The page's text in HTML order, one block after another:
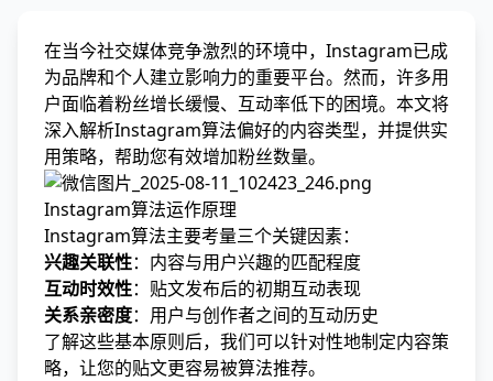
在当今社交媒体竞争激烈的环境中，Instagram已成
为品牌和个人建立影响力的重要平台。然而，许多用
户面临着粉丝增长缓慢、互动率低下的困境。本文将
深入解析Instagram算法偏好的内容类型，并提供实
用策略，帮助您有效增加粉丝数量。
Instagram算法运作原理
Instagram算法主要考量三个关键因素：
兴趣关联性：内容与用户兴趣的匹配程度
互动时效性：贴文发布后的初期互动表现
关系亲密度：用户与创作者之间的互动历史
了解这些基本原则后，我们可以针对性地制定内容策
略，让您的贴文更容易被算法推荐。